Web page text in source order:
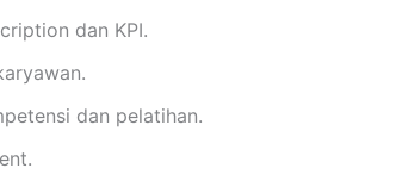
dan KPI.
dan pelatihan.